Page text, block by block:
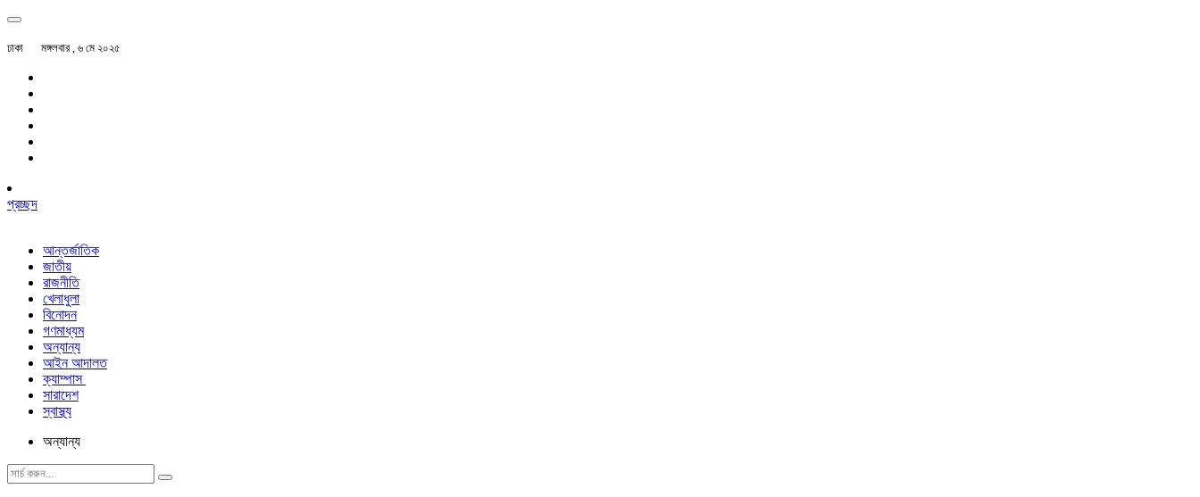
ঢাকা মঙ্গলবার , ৬ মে ২০২৫
প্রচ্ছদ
আন্তর্জাতিক
জাতীয়
রাজনীতি
খেলাধুলা
বিনোদন
গণমাধ্যম
অন্যান্য
আইন আদালত
ক্যাম্পাস
সারাদেশ
স্বাস্থ্য
অন্যান্য